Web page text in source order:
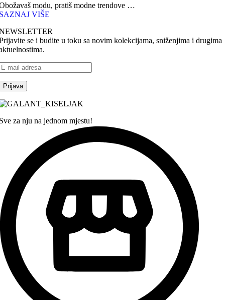
modu, pratiš modne trendove …
VIŠE
se i budite u toku sa novim kolekcijama, sniženjima i drugima
za nju na jednom mjestu!